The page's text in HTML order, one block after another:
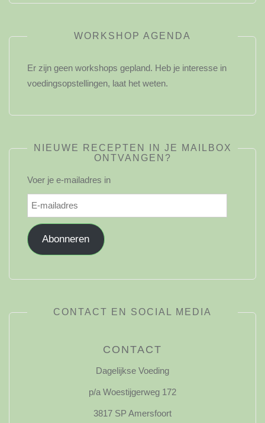
WORKSHOP AGENDA
Er zijn geen workshops gepland. Heb je interesse in
voedingsopstellingen, laat het weten.
NIEUWE RECEPTEN IN JE MAILBOX
ONTVANGEN?
Voer je e-mailadres in
E-
mailadres
Abonneren
CONTACT EN SOCIAL MEDIA
CONTACT
Dagelijkse Voeding
p/a Woestijgerweg 172
3817 SP Amersfoort